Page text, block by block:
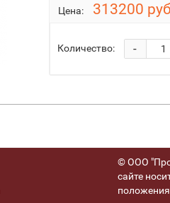
Цена: 313200
Количество: -
© ООО
сайте